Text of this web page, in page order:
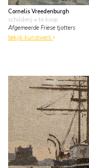
Cornelis Vreedenburgh
schilderij • te koop
Afgemeerde Friese tjotters
bekijk kunstwerk